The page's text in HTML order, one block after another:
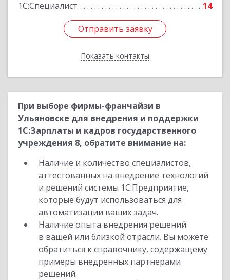
1С:Специалист
14
Отправить заявку
Показать контакты
Отправить заявку
Назад
При выборе фирмы-франчайзи в
Ульяновске для внедрения и поддержки
1С:Зарплаты и кадров государственного
учреждения 8, обратите внимание на:
Наличие и количество специалистов,
аттестованных на внедрение технологий
и решений системы 1С:Предприятие,
которые будут использоваться для
автоматизации ваших задач.
Наличие опыта внедрения решений
в вашей или близкой отрасли. Вы можете
обратиться к справочнику, содержащему
примеры внедренных партнерами
решений.